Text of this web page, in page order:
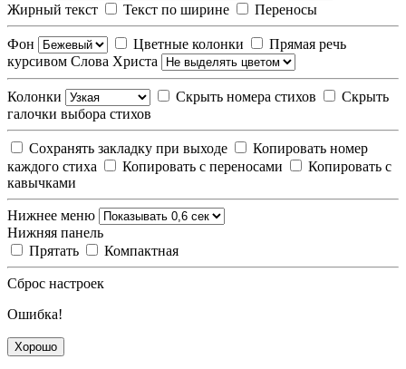
Жирный текст
Текст по ширине Переносы
Фон Цветные колонки
Прямая речь
курсивом Слова Христа
Колонки Скрыть номера стихов
Скрыть
галочки выбора стихов
Сохранять закладку при выходе
Копировать номер
каждого стиха
Копировать с переносами
Копировать с
кавычками
Нижнее меню
Нижняя панель
Прятать
Компактная
Сброс настроек
Ошибка!
Хорошо